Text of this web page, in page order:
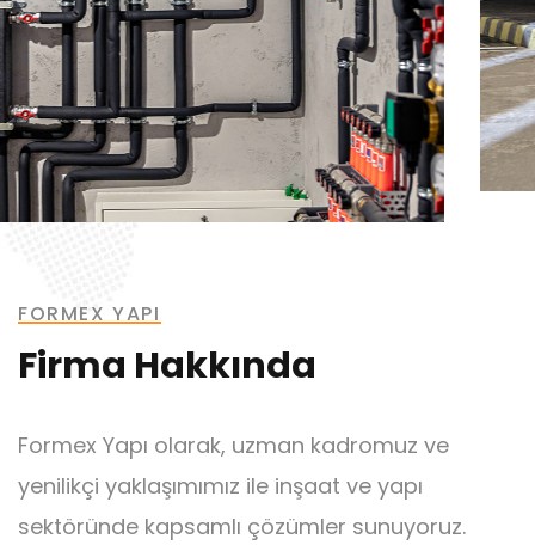
FORMEX YAPI
Firma Hakkında
Formex Yapı olarak, uzman kadromuz ve
yenilikçi yaklaşımımız ile inşaat ve yapı
sektöründe kapsamlı çözümler sunuyoruz.